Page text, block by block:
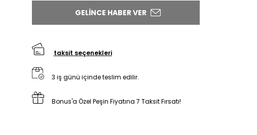
GELINCE HABER VER
taksit seçenekleri
3 iş günü içinde teslim edilir.
Bonus'a Özel Peşin Fiyatına 7 Taksit Fırsatı!